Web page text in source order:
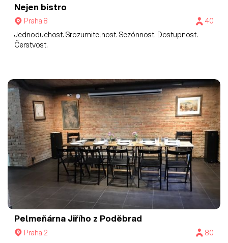
Nejen bistro
Praha 8
40
Jednoduchost. Srozumitelnost. Sezónnost. Dostupnost.
Čerstvost.
Pelmeňárna Jiřího z Poděbrad
Praha 2
80